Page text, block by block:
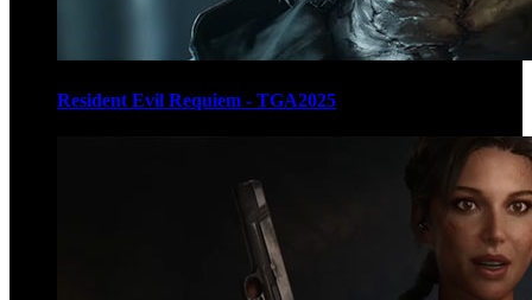
Resident Evil Requiem - TGA2025